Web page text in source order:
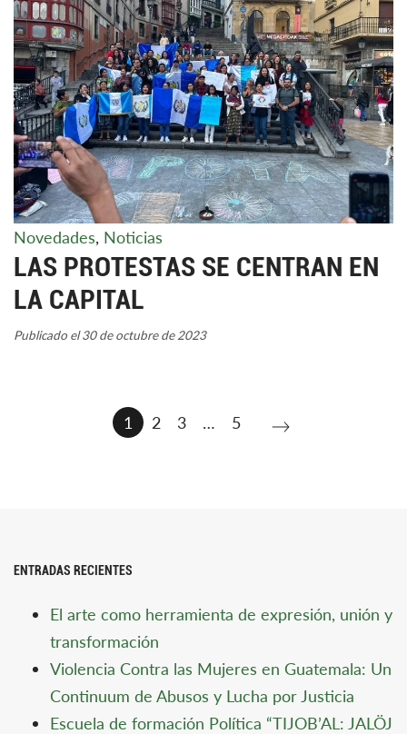
Novedades, Noticias
LAS PROTESTAS SE CENTRAN EN
LA CAPITAL
Publicado el 30 de octubre de 2023
1 2 3 … 5
ENTRADAS RECIENTES
El arte como herramienta de expresión, unión y
transformación
Violencia Contra las Mujeres en Guatemala: Un
Continuum de Abusos y Lucha por Justicia
Escuela de formación Política “TIJOB’AL: JALÖJ